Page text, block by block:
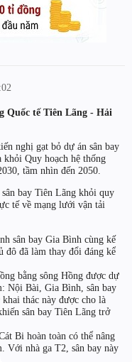
Quốc tế Tiên Lãng - Hải
nghị gạt bỏ dự án sân bay
Quy hoạch hệ thống
tầm nhìn đến 2050.
bay Tiên Lãng khỏi quy
tế về mạng lưới vận tải
sân bay Gia Bình cùng kế
đô đã làm thay đổi đáng kể
bằng sông Hồng được dự
Nội Bài, Gia Bình, sân bay
thác này được cho là
sân bay Tiên Lãng trở
Bi hoàn toàn có thể nâng
Với nhà ga T2, sân bay này